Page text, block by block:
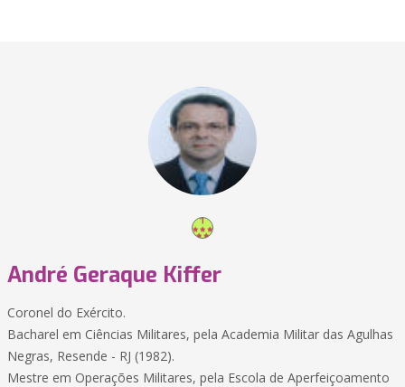
André Geraque Kiffer
Coronel do Exército.
Bacharel em Ciências Militares, pela Academia Militar das Agulhas
Negras, Resende - RJ (1982).
Mestre em Operações Militares, pela Escola de Aperfeiçoamento